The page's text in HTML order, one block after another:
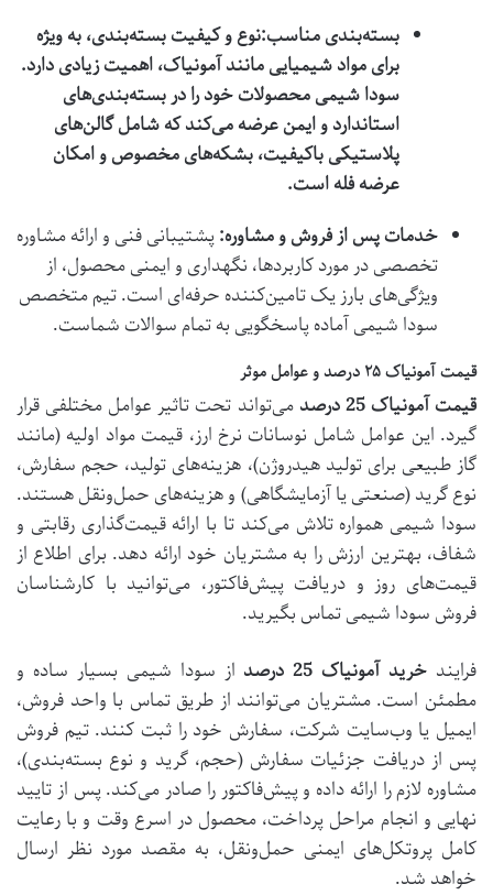
بسته‌بندی مناسب:نوع و کیفیت بسته‌بندی، به ویژه
برای مواد شیمیایی مانند آمونیاک، اهمیت زیادی دارد.
سودا شیمی محصولات خود را در بسته‌بندی‌های
استاندارد و ایمن عرضه می‌کند که شامل گالن‌های
پلاستیکی باکیفیت، بشکه‌های مخصوص و امکان
عرضه فله است.
خدمات پس از فروش و مشاوره:پشتیبانی فنی و ارائه مشاوره
تخصصی در مورد کاربردها، نگهداری و ایمنی محصول، از
ویژگی‌های بارز یک تامین‌کننده حرفه‌ای است. تیم متخصص
سودا شیمی آماده پاسخگویی به تمام سوالات شماست.
قیمت آمونیاک ۲۵ درصد و عوامل موثر
قیمت آمونیاک 25 درصد
می‌تواند تحت تاثیر عوامل مختلفی قرار
گیرد. این عوامل شامل نوسانات نرخ ارز، قیمت مواد اولیه (مانند
گاز طبیعی برای تولید هیدروژن)، هزینه‌های تولید، حجم سفارش،
نوع گرید (صنعتی یا آزمایشگاهی) و هزینه‌های حمل‌ونقل هستند.
سودا شیمی همواره تلاش می‌کند تا با ارائه قیمت‌گذاری رقابتی و
شفاف، بهترین ارزش را به مشتریان خود ارائه دهد. برای اطلاع از
قیمت‌های روز و دریافت پیش‌فاکتور، می‌توانید با کارشناسان
فروش سودا شیمی تماس بگیرید.
فرایند خرید آمونیاک 25 درصد
از سودا شیمی بسیار ساده و
مطمئن است. مشتریان می‌توانند از طریق تماس با واحد فروش،
ایمیل یا وب‌سایت شرکت، سفارش خود را ثبت کنند. تیم فروش
پس از دریافت جزئیات سفارش (حجم، گرید و نوع بسته‌بندی)،
مشاوره لازم را ارائه داده و پیش‌فاکتور را صادر می‌کند. پس از تایید
نهایی و انجام مراحل پرداخت، محصول در اسرع وقت و با رعایت
کامل پروتکل‌های ایمنی حمل‌ونقل، به مقصد مورد نظر ارسال
خواهد شد.